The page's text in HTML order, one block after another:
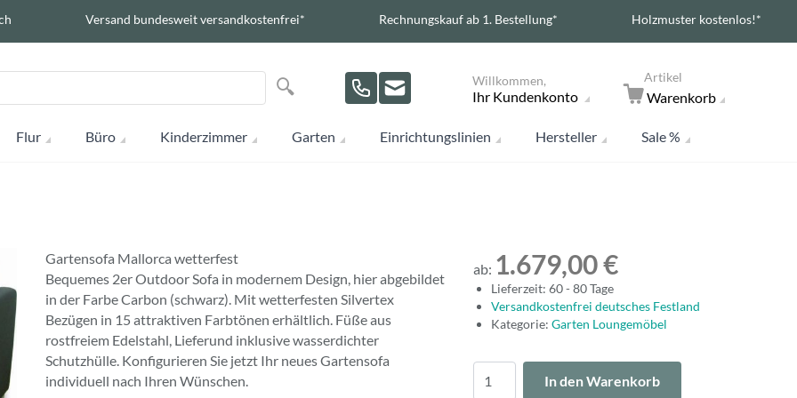
Versand bundesweit versandkostenfrei* Rechnungskauf ab 1. Bestellung* Holzmuster kostenlos!*
Suche
Suche Willkommen,
Ihr Kundenkonto
Artikel
Warenkorb
Flur Büro Kinderzimmer Garten Einrichtungslinien Hersteller Sale %
Gartensofa Mallorca wetterfest
Bequemes 2er Outdoor Sofa in modernem Design, hier abgebildet
in der Farbe Carbon (schwarz). Mit wetterfesten Silvertex
Bezügen in 15 attraktiven Farbtönen erhältlich. Füße aus
rostfreiem Edelstahl, Lieferund inklusive wasserdichter
Schutzhülle. Konfigurieren Sie jetzt Ihr neues Gartensofa
individuell nach Ihren Wünschen.
ab: 1.679,00 €
Lieferzeit: 60 - 80 Tage
Versandkostenfrei deutsches Festland
Kategorie: Garten Loungemöbel
In den Warenkorb